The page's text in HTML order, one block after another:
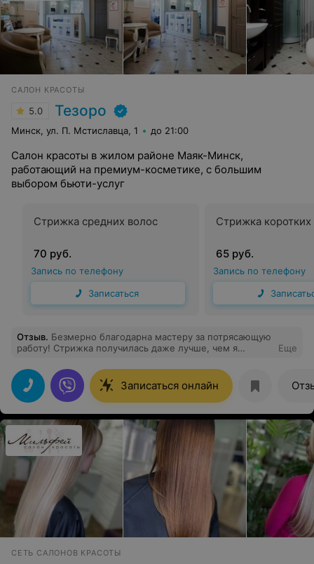
САЛОН КРАСОТЫ
5.0 Тезоро
Минск, ул. П. Мстиславца, 1 до 21:00
Салон красоты в жилом районе Маяк-Минск,
работающий на премиум-косметике, с большим
выбором бьюти-услуг
Стрижка средних волос
70 руб.
Запись по телефону
Записаться
Стрижка коротких
65 руб.
Запись по телефону
Отзыв. Безмерно благодарна мастеру за потрясающую
работу! Стрижка получилась даже лучше, чем я
100% восторга!
Еще
Записаться онлайн
СЕТЬ САЛОНОВ КРАСОТЫ